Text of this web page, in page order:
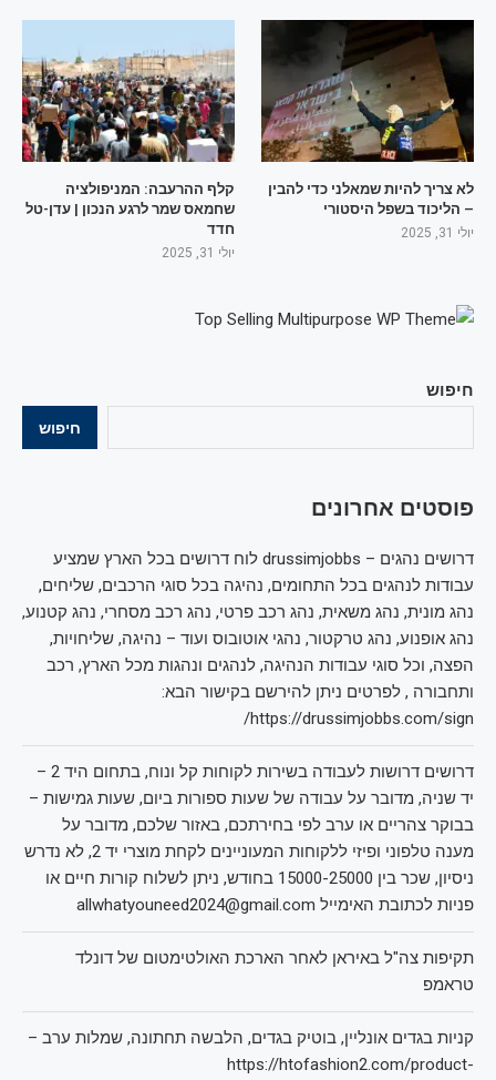
חיפוש
חיפוש
פוסטים אחרונים
דרושים נהגים – drussimjobbs לוח דרושים בכל הארץ שמציע
עבודות לנהגים בכל התחומים, נהיגה בכל סוגי הרכבים, שליחים,
נהג מונית, נהג משאית, נהג רכב פרטי, נהג רכב מסחרי, נהג קטנוע,
נהג אופנוע, נהג טרקטור, נהגי אוטובוס ועוד – נהיגה, שליחויות,
הפצה, וכל סוגי עבודות הנהיגה, לנהגים ונהגות מכל הארץ, רכב
ותחבורה , לפרטים ניתן להירשם בקישור הבא:
https://drussimjobbs.com/sign/
דרושים דרושות לעבודה בשירות לקוחות קל ונוח, בתחום היד 2 –
יד שניה, מדובר על עבודה של שעות ספורות ביום, שעות גמישות –
בבוקר צהריים או ערב לפי בחירתכם, באזור שלכם, מדובר על
מענה טלפוני ופיזי ללקוחות המעוניינים לקחת מוצרי יד 2, לא נדרש
ניסיון, שכר בין 15000-25000 בחודש, ניתן לשלוח קורות חיים או
פניות לכתובת האימייל allwhatyouneed2024@gmail.com
תקיפות צה"ל באיראן לאחר הארכת האולטימטום של דונלד
טראמפ
קניות בגדים אונליין, בוטיק בגדים, הלבשה תחתונה, שמלות ערב –
https://htofashion2.com/product-
לא צריך להיות שמאלני כדי להבין
– הליכוד בשפל היסטורי
יולי 31, 2025
קלף ההרעבה: המניפולציה
שחמאס שמר לרגע הנכון | עדן-טל
חדד
יולי 31, 2025